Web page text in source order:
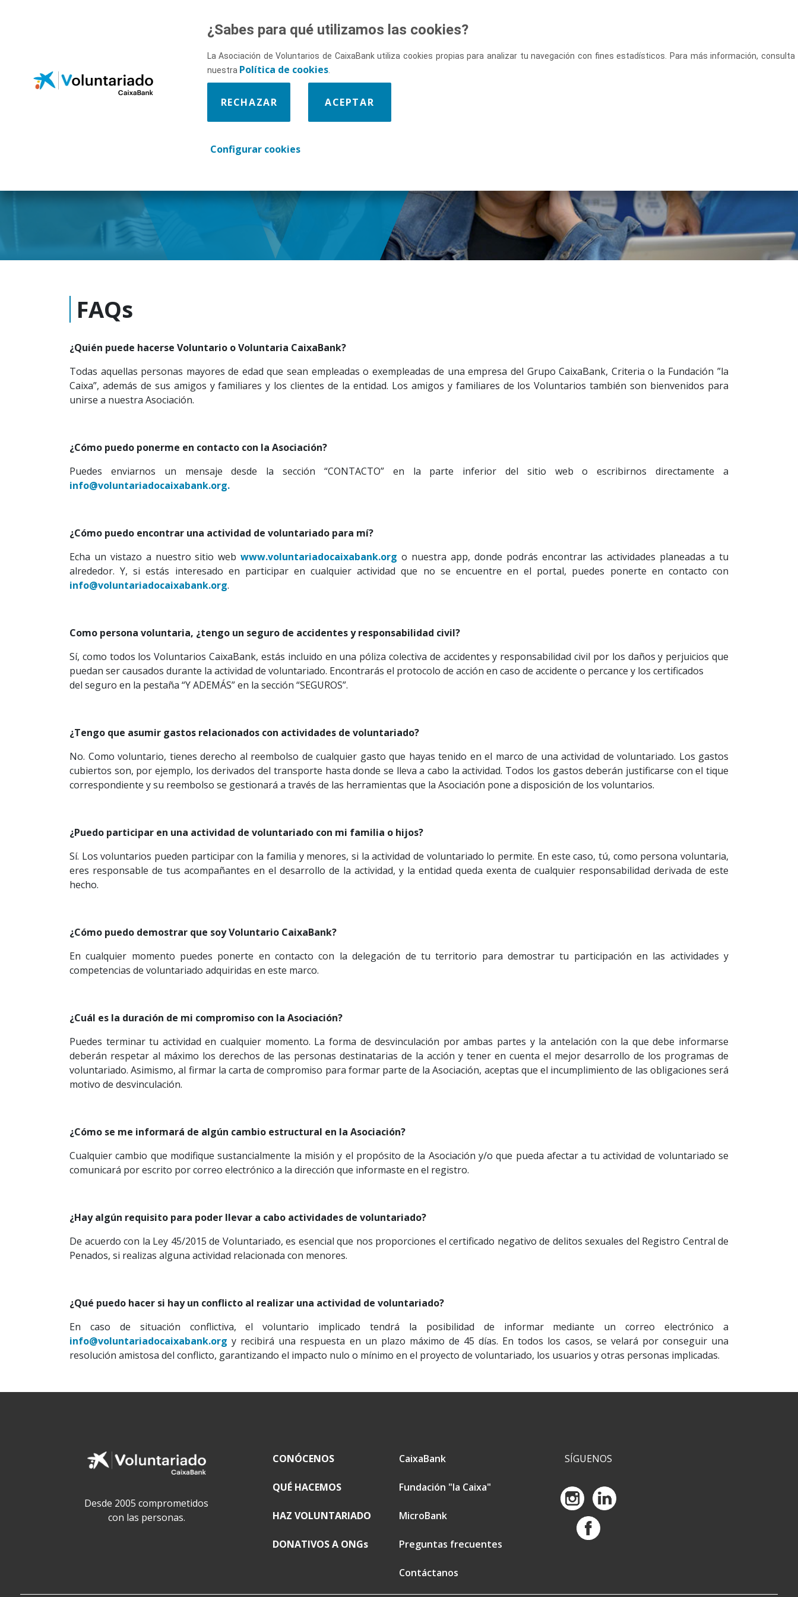
FAQs
FAQs
¿Quién puede hacerse Voluntario o Voluntaria CaixaBank?
Todas aquellas personas mayores de edad que sean empleadas o exempleadas de una empresa del Grupo CaixaBank, Criteria o la Fundación ”la
Caixa”, además de sus amigos y familiares y los clientes de la entidad. Los amigos y familiares de los Voluntarios también son bienvenidos para
unirse a nuestra Asociación.
¿Cómo puedo ponerme en contacto con la Asociación?
Puedes enviarnos un mensaje desde la sección “CONTACTO” en la parte inferior del sitio web o escribirnos directamente a
info@voluntariadocaixabank.org.
¿Cómo puedo encontrar una actividad de voluntariado para mí?
Echa un vistazo a nuestro sitio webwww.voluntariadocaixabank.org o nuestra app, donde podrás encontrar las actividades planeadas a tu
alrededor. Y, si estás interesado en participar en cualquier actividad que no se encuentre en el portal, puedes ponerte en contacto con
info@voluntariadocaixabank.org.
Como persona voluntaria, ¿tengo un seguro de accidentes y responsabilidad civil?
Sí, como todos los Voluntarios CaixaBank, estás incluido en una póliza colectiva de accidentes y responsabilidad civil por los daños y perjuicios que
puedan ser causados durante la actividad de voluntariado. Encontrarás el protocolo de acción en caso de accidente o percance y los certificados
del seguro en la pestaña “Y ADEMÁS” en la sección “SEGUROS”.
¿Tengo que asumir gastos relacionados con actividades de voluntariado?
No. Como voluntario, tienes derecho al reembolso de cualquier gasto que hayas tenido en el marco de una actividad de voluntariado. Los gastos
cubiertos son, por ejemplo, los derivados del transporte hasta donde se lleva a cabo la actividad. Todos los gastos deberán justificarse con el tique
correspondiente y su reembolso se gestionará a través de las herramientas que la Asociación pone a disposición de los voluntarios.
¿Puedo participar en una actividad de voluntariado con mi familia o hijos?
Sí. Los voluntarios pueden participar con la familia y menores, si la actividad de voluntariado lo permite. En este caso, tú, como persona voluntaria,
eres responsable de tus acompañantes en el desarrollo de la actividad, y la entidad queda exenta de cualquier responsabilidad derivada de este
hecho.
¿Cómo puedo demostrar que soy Voluntario CaixaBank?
En cualquier momento puedes ponerte en contacto con la delegación de tu territorio para demostrar tu participación en las actividades y
competencias de voluntariado adquiridas en este marco.
¿Cuál es la duración de mi compromiso con la Asociación?
Puedes terminar tu actividad en cualquier momento. La forma de desvinculación por ambas partes y la antelación con la que debe informarse
deberán respetar al máximo los derechos de las personas destinatarias de la acción y tener en cuenta el mejor desarrollo de los programas de
voluntariado. Asimismo, al firmar la carta de compromiso para formar parte de la Asociación, aceptas que el incumplimiento de las obligaciones será
motivo de desvinculación.
¿Cómo se me informará de algún cambio estructural en la Asociación?
Cualquier cambio que modifique sustancialmente la misión y el propósito de la Asociación y/o que pueda afectar a tu actividad de voluntariado se
comunicará por escrito por correo electrónico a la dirección que informaste en el registro.
¿Hay algún requisito para poder llevar a cabo actividades de voluntariado?
De acuerdo con la Ley 45/2015 de Voluntariado, es esencial que nos proporciones el certificado negativo de delitos sexuales del Registro Central de
Penados, si realizas alguna actividad relacionada con menores.
¿Qué puedo hacer si hay un conflicto al realizar una actividad de voluntariado?
En caso de situación conflictiva, el voluntario implicado tendrá la posibilidad de informar mediante un correo electrónico a
info@voluntariadocaixabank.org y recibirá una respuesta en un plazo máximo de 45 días. En todos los casos, se velará por conseguir una
resolución amistosa del conflicto, garantizando el impacto nulo o mínimo en el proyecto de voluntariado, los usuarios y otras personas implicadas.
Desde 2005 comprometidos
con las personas.
CONÓCENOS
QUÉ HACEMOS
HAZ VOLUNTARIADO
DONATIVOS A ONGs
CaixaBank
Fundación "la Caixa"
MicroBank
Preguntas frecuentes
Contáctanos
SÍGUENOS
¿Sabes para qué utilizamos las cookies?
La Asociación de Voluntarios de CaixaBank utiliza cookies propias para analizar tu navegación con fines estadísticos. Para más información, consulta
nuestra Política de cookies.
RECHAZAR ACEPTAR
Configurar cookies